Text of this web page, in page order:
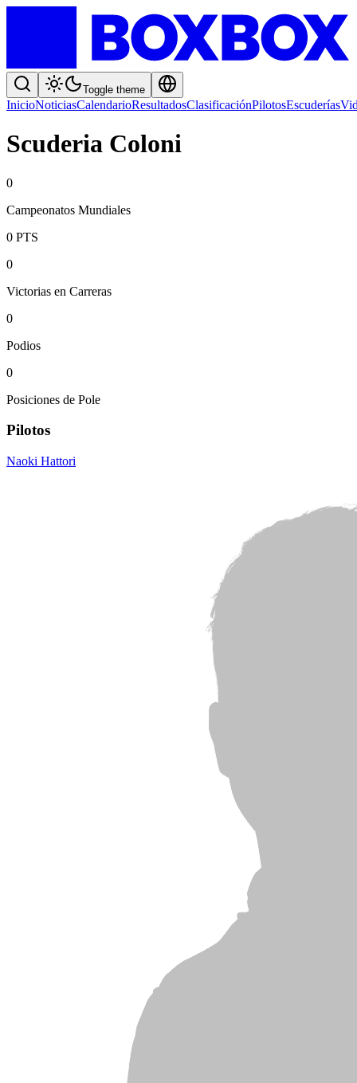
Toggle theme
InicioNoticiasCalendarioResultadosClasificaciónPilotosEscuderías
Scuderia Coloni
0
Campeonatos Mundiales
0 PTS
0
Victorias en Carreras
0
Podios
0
Posiciones de Pole
Pilotos
Naoki Hattori